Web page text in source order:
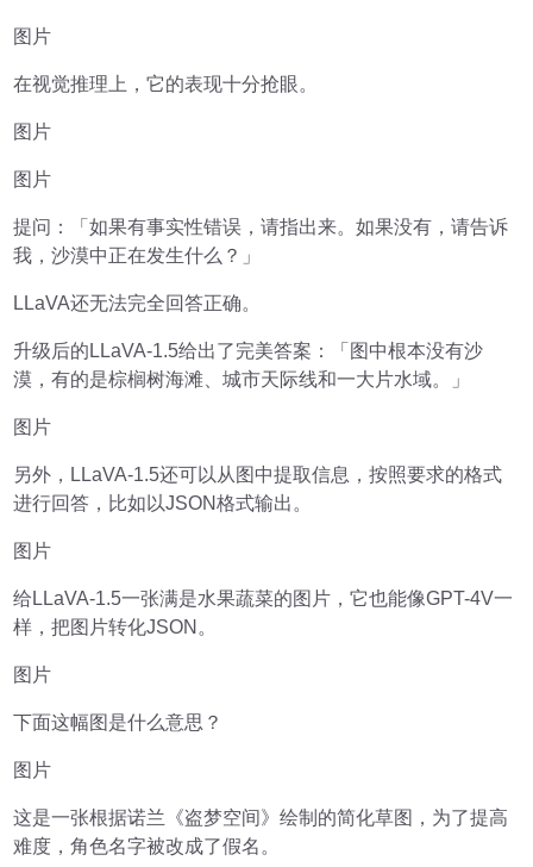
图片
在视觉推理上，它的表现十分抢眼。
图片
图片
提问：「如果有事实性错误，请指出来。如果没有，请告诉
我，沙漠中正在发生什么？」
LLaVA还无法完全回答正确。
升级后的LLaVA-1.5给出了完美答案：「图中根本没有沙
漠，有的是棕榈树海滩、城市天际线和一大片水域。」
图片
另外，LLaVA-1.5还可以从图中提取信息，按照要求的格式
进行回答，比如以JSON格式输出。
图片
给LLaVA-1.5一张满是水果蔬菜的图片，它也能像GPT-4V一
样，把图片转化JSON。
图片
下面这幅图是什么意思？
图片
这是一张根据诺兰《盗梦空间》绘制的简化草图，为了提高
难度，角色名字被改成了假名。